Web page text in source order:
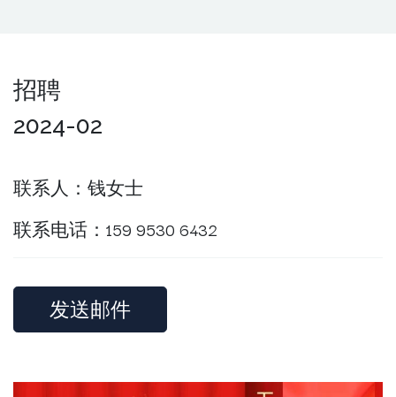
招聘
2024-02
联系人：钱女士
联系电话：159 9530 6432
发送邮件